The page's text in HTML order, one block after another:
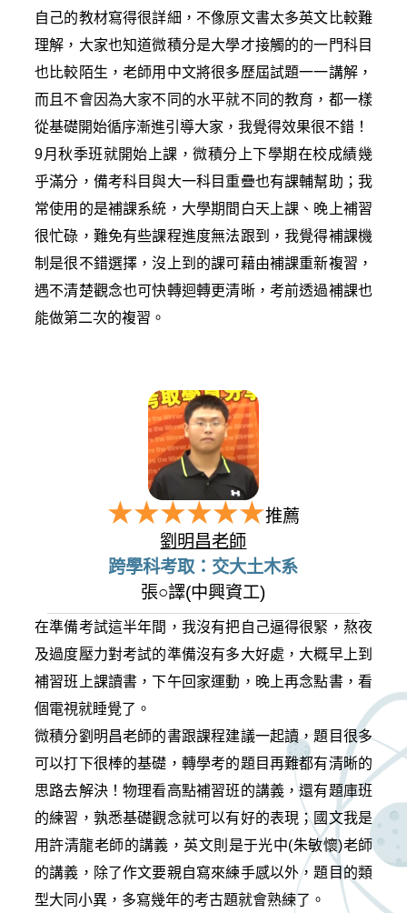
自己的教材寫得很詳細，不像原文書太多英文比較難
理解，大家也知道微積分是大學才接觸的的一門科目
也比較陌生，老師用中文將很多歷屆試題一一講解，
而且不會因為大家不同的水平就不同的教育，都一樣
從基礎開始循序漸進引導大家，我覺得效果很不錯！
9月秋季班就開始上課，微積分上下學期在校成績幾
乎滿分，備考科目與大一科目重疊也有課輔幫助；我
常使用的是補課系統，大學期間白天上課、晚上補習
很忙碌，難免有些課程進度無法跟到，我覺得補課機
制是很不錯選擇，沒上到的課可藉由補課重新複習，
遇不清楚觀念也可快轉迴轉更清晰，考前透過補課也
能做第二次的複習。
推薦
劉明昌老師
跨學科考取：交大土木系
張○譯(中興資工)
在準備考試這半年間，我沒有把自己逼得很緊，熬夜
及過度壓力對考試的準備沒有多大好處，大概早上到
補習班上課讀書，下午回家運動，晚上再念點書，看
個電視就睡覺了。
微積分劉明昌老師的書跟課程建議一起讀，題目很多
可以打下很棒的基礎，轉學考的題目再難都有清晰的
思路去解決！物理看高點補習班的講義，還有題庫班
的練習，孰悉基礎觀念就可以有好的表現；國文我是
用許清龍老師的講義，英文則是于光中(朱敏懷)老師
的講義，除了作文要親自寫來練手感以外，題目的類
型大同小異，多寫幾年的考古題就會熟練了。